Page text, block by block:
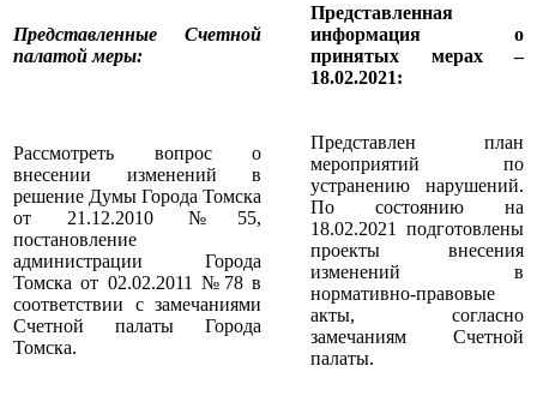
Представленные Счетной
палатой меры:
Представленная
информация о
принятых мерах –
18.02.2021:
Рассмотреть вопрос о
внесении изменений в
решение Думы Города Томска
от 21.12.2010 №55,
постановление
администрации Города
Томска от 02.02.2011 №78 в
соответствии с замечаниями
Счетной палаты Города
Томска.
Представлен план
мероприятий по
устранению нарушений.
По состоянию на
18.02.2021 подготовлены
проекты внесения
изменений в
нормативно-правовые
акты, согласно
замечаниям Счетной
палаты.